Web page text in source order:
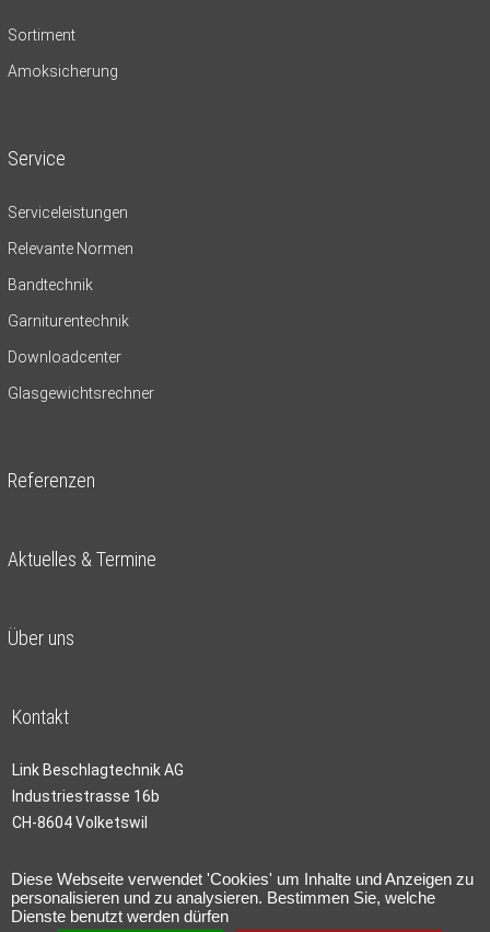
Sortiment
Amoksicherung
Service
Serviceleistungen
Relevante Normen
Bandtechnik
Garniturentechnik
Downloadcenter
Glasgewichtsrechner
Referenzen
Aktuelles & Termine
Über uns
Kontakt
Link Beschlagtechnik AG
Industriestrasse 16b
CH-8604 Volketswil
Telefon:043 300 68 80
Telefax: 043 300 68 81
E-Mail:vasb+yog-nt+pu
Diese Webseite verwendet 'Cookies' um Inhalte und Anzeigen zu
personalisieren und zu analysieren. Bestimmen Sie, welche
Dienste benutzt werden dürfen